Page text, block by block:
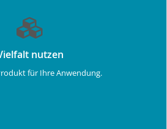
nutzen
für Ihre Anwendung.